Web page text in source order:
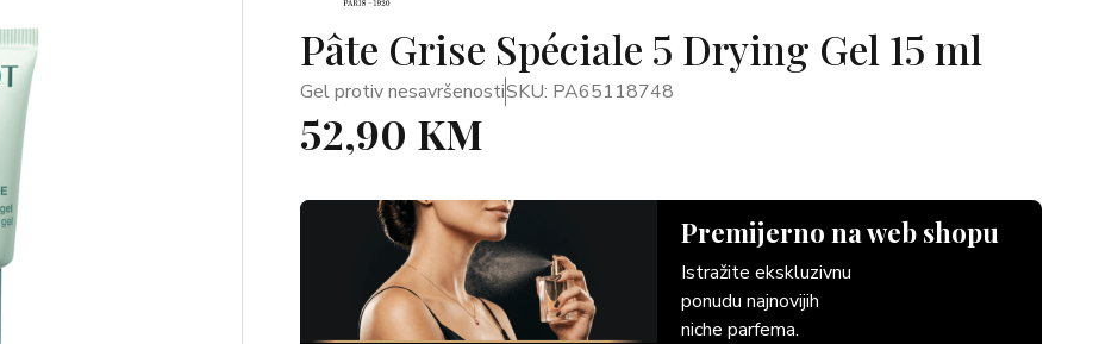
Pâte Grise Spéciale 5 Drying Gel 15 ml
Gel protiv nesavršenostiSKU: PA65118748
52,90 KM
Premijerno na web shopu
Istražite ekskluzivnu
ponudu najnovijih
niche parfema.